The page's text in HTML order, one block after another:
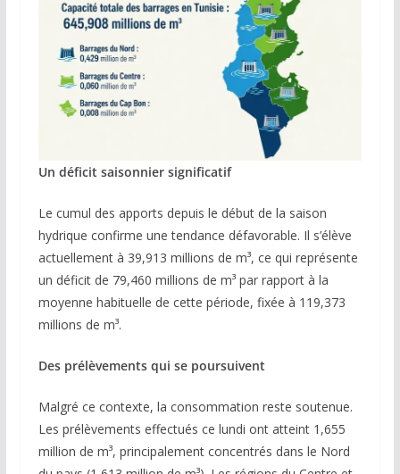
Un déficit saisonnier significatif
Le cumul des apports depuis le début de la saison
hydrique confirme une tendance défavorable. Il s’élève
actuellement à 39,913 millions de m³, ce qui représente
un déficit de 79,460 millions de m³ par rapport à la
moyenne habituelle de cette période, fixée à 119,373
millions de m³.
Des prélèvements qui se poursuivent
Malgré ce contexte, la consommation reste soutenue.
Les prélèvements effectués ce lundi ont atteint 1,655
million de m³, principalement concentrés dans le Nord